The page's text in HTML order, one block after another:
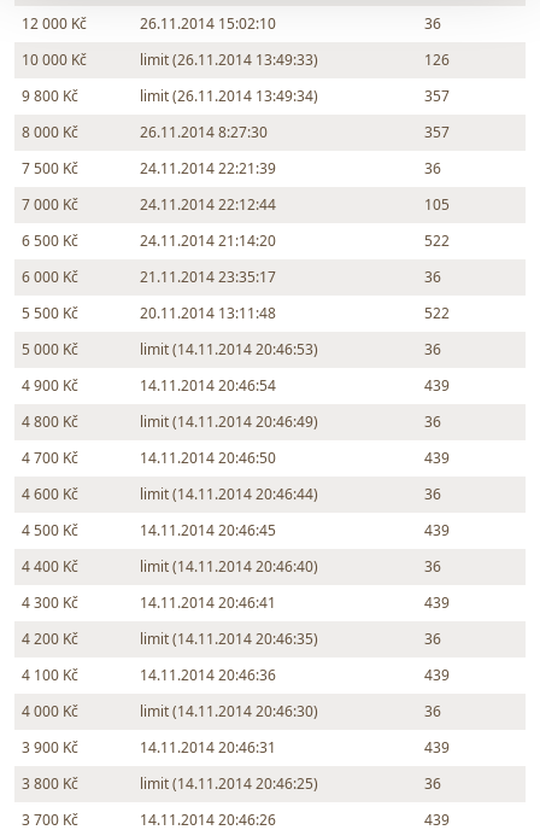
12 000 Kč
26.11.2014 15:02:10
36
10 000 Kč
limit (26.11.2014 13:49:33)
126
9 800 Kč
limit (26.11.2014 13:49:34)
357
8 000 Kč
26.11.2014 8:27:30
357
7 500 Kč
24.11.2014 22:21:39
36
7 000 Kč
24.11.2014 22:12:44
105
6 500 Kč
24.11.2014 21:14:20
522
6 000 Kč
21.11.2014 23:35:17
36
5 500 Kč
20.11.2014 13:11:48
522
5 000 Kč
limit (14.11.2014 20:46:53)
36
4 900 Kč
14.11.2014 20:46:54
439
4 800 Kč
limit (14.11.2014 20:46:49)
36
4 700 Kč
14.11.2014 20:46:50
439
4 600 Kč
limit (14.11.2014 20:46:44)
36
4 500 Kč
14.11.2014 20:46:45
439
4 400 Kč
limit (14.11.2014 20:46:40)
36
4 300 Kč
14.11.2014 20:46:41
439
4 200 Kč
limit (14.11.2014 20:46:35)
36
4 100 Kč
14.11.2014 20:46:36
439
4 000 Kč
limit (14.11.2014 20:46:30)
36
3 900 Kč
14.11.2014 20:46:31
439
3 800 Kč
limit (14.11.2014 20:46:25)
36
3 700 Kč
14.11.2014 20:46:26 439